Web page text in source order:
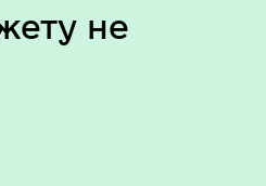
не